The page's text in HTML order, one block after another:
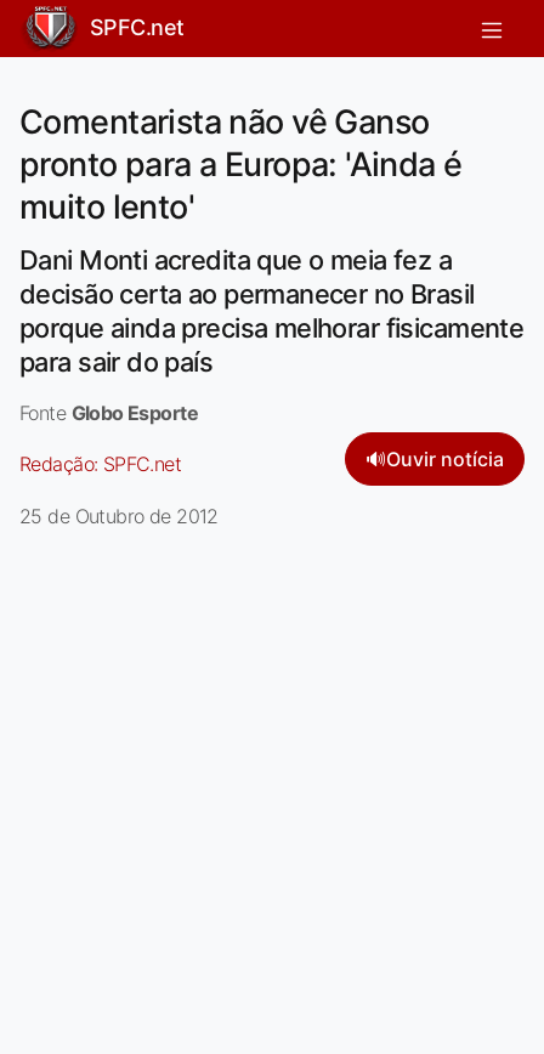
SPFC.net
Comentarista não vê Ganso
pronto para a Europa: 'Ainda é
muito lento'
Dani Monti acredita que o meia fez a
decisão certa ao permanecer no Brasil
porque ainda precisa melhorar fisicamente
para sair do país
Fonte Globo Esporte
Redação: SPFC.net 🔊Ouvir notícia
25 de Outubro de 2012